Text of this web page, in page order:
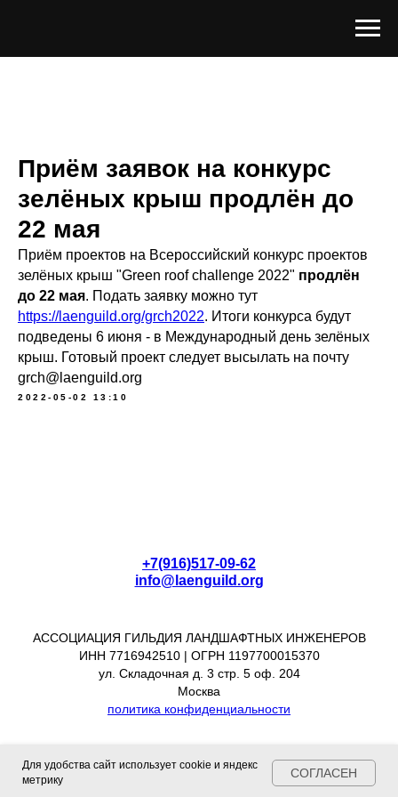
Приём заявок на конкурс
зелёных крыш продлён до
22 мая
Приём проектов на Всероссийский конкурс проектов
зелёных крыш "Green roof challenge 2022" продлён
до 22 мая. Подать заявку можно тут
https://laenguild.org/grch2022. Итоги конкурса будут
подведены 6 июня - в Международный день зелёных
крыш. Готовый проект следует высылать на почту
grch@laenguild.org
2022-05-02 13:10
+7(916)517-09-62
info@laenguild.org
АССОЦИАЦИЯ ГИЛЬДИЯ ЛАНДШАФТНЫХ ИНЖЕНЕРОВ
ИНН 7716942510 | ОГРН 1197700015370
ул. Складочная д. 3 стр. 5 оф. 204
Москва
политика конфиденциальности
Для удобства сайт использует cookie и яндекс
метрику
СОГЛАСЕН